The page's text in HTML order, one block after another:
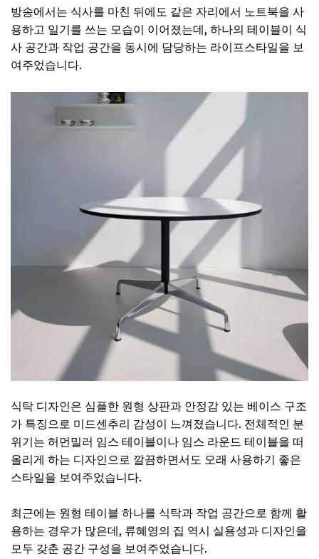
방송에서는 식사를 마친 뒤에도 같은 자리에서 노트북을 사
용하고 일기를 쓰는 모습이 이어졌는데, 하나의 테이블이 식
사 공간과 작업 공간을 동시에 담당하는 라이프스타일을 보
여주었습니다.
식탁 디자인은 심플한 원형 상판과 안정감 있는 베이스 구조
가 특징으로 미드센추리 감성이 느껴졌습니다. 전체적인 분
위기는 허먼밀러 임스 테이블이나 임스 라운드 테이블을 떠
올리게 하는 디자인으로 깔끔하면서도 오래 사용하기 좋은
스타일을 보여주었습니다.
최근에는 원형 테이블 하나를 식탁과 작업 공간으로 함께 활
용하는 경우가 많은데, 류혜영의 집 역시 실용성과 디자인을
모두 갖춘 공간 구성을 보여주었습니다.